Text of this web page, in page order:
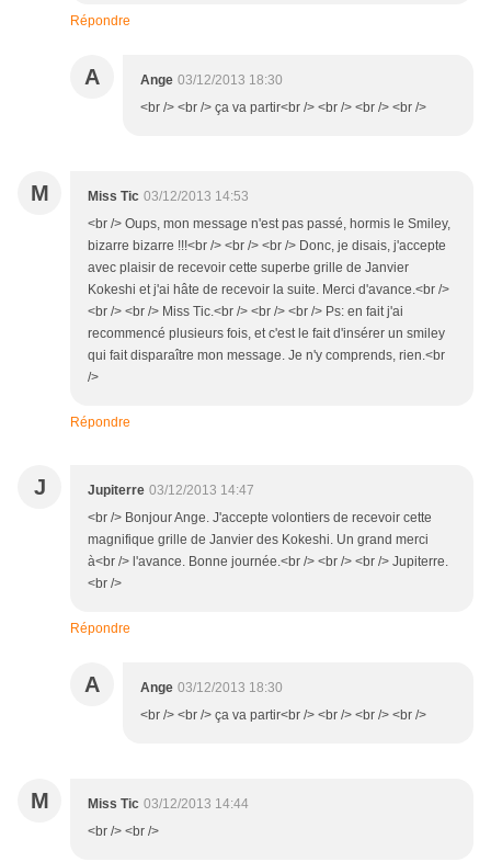
Répondre
A Ange 03/12/2013 18:30
<br /> <br /> ça va partir<br /> <br /> <br /> <br />
M Miss Tic 03/12/2013 14:53
<br /> Oups, mon message n'est pas passé, hormis le Smiley,
bizarre bizarre !!!<br /> <br /> <br /> Donc, je disais, j'accepte
avec plaisir de recevoir cette superbe grille de Janvier
Kokeshi et j'ai hâte de recevoir la suite. Merci d'avance.<br />
<br /> <br /> Miss Tic.<br /> <br /> <br /> Ps: en fait j'ai
recommencé plusieurs fois, et c'est le fait d'insérer un smiley
qui fait disparaître mon message. Je n'y comprends, rien.<br
/>
Répondre
J Jupiterre 03/12/2013 14:47
<br /> Bonjour Ange. J'accepte volontiers de recevoir cette
magnifique grille de Janvier des Kokeshi. Un grand merci
à<br /> l'avance. Bonne journée.<br /> <br /> <br /> Jupiterre.
<br />
Répondre
A Ange 03/12/2013 18:30
<br /> <br /> ça va partir<br /> <br /> <br /> <br />
M Miss Tic 03/12/2013 14:44
<br /> <br />